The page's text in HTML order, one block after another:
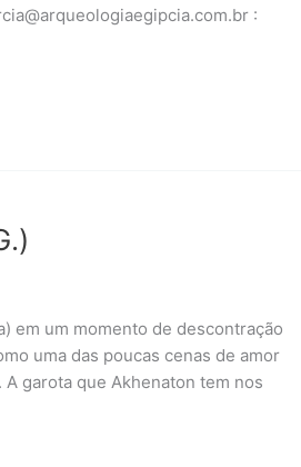
:
um momento de descontração
uma das poucas cenas de amor
garota que Akhenaton tem nos